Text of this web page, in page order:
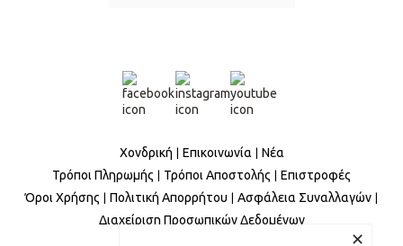
Χονδρική Επικοινωνία
Νέα
Τρόποι Πληρωμής
Τρόποι Αποστολής
Επιστροφές
Όροι Χρήσης
Πολιτική Απορρήτου
Ασφάλεια Συναλλαγών
Διαχείριση Προσωπικών Δεδομένων
✕